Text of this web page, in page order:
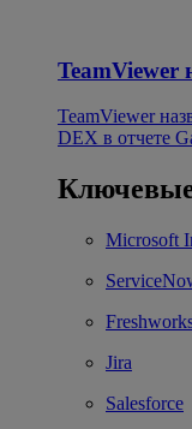
TeamViewer
TeamViewer
DEX в отчете
Microsoft
Jira
Salesforce